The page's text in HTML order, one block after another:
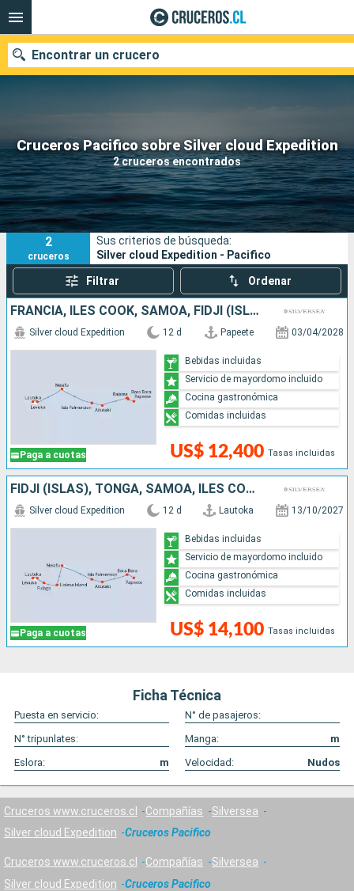
Cruceros Pacifico sobre Silver cloud Expedition
2 cruceros encontrados
Encontrar un crucero
Nuestros destinos
Fecha de salida
Puertos Compañías
Buscar
2
cruceros
Sus criterios de búsqueda:
Silver cloud Expedition - Pacifico
Filtrar Ordenar
FRANCIA, ILES COOK, SAMOA, FIDJI (ISLAS)
Paga a cuotas
Silver cloud Expedition 12 d Papeete 03/04/2028
US$ 12,400 Tasas incluidas
Bebidas incluidas
Servicio de mayordomo incluido
Cocina gastronómica
Comidas incluidas
FIDJI (ISLAS), TONGA, SAMOA, ILES COOK, FRANCIA
Paga a cuotas
Silver cloud Expedition 12 d Lautoka 13/10/2027
US$ 14,100 Tasas incluidas
Bebidas incluidas
Servicio de mayordomo incluido
Cocina gastronómica
Comidas incluidas
Ficha Técnica
Puesta en servicio:
N° de pasajeros:
N° tripunlates:
Manga:
m
Eslora:
m Velocidad: Nudos
Cruceros www.cruceros.cl Compañías
Silversea
Silver cloud Expedition
Cruceros Pacifico
Cruceros www.cruceros.cl Compañías
Silversea
Silver cloud Expedition
Cruceros Pacifico